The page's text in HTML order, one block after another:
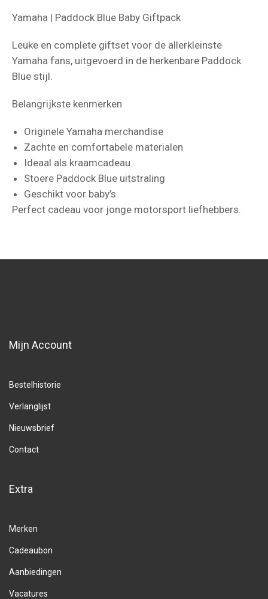
Yamaha | Paddock Blue Baby Giftpack
Leuke en complete giftset voor de allerkleinste
Yamaha fans, uitgevoerd in de herkenbare Paddock
Blue stijl.
Belangrijkste kenmerken
Originele Yamaha merchandise
Zachte en comfortabele materialen
Ideaal als kraamcadeau
Stoere Paddock Blue uitstraling
Geschikt voor baby’s
Perfect cadeau voor jonge motorsport liefhebbers.
Mijn Account
Bestelhistorie
Verlanglijst
Nieuwsbrief
Contact
Extra
Merken
Cadeaubon
Aanbiedingen
Vacatures